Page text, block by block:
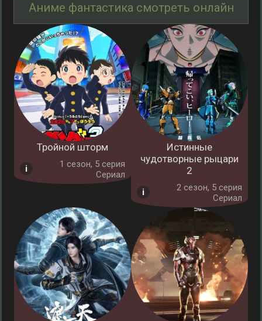
Аниме фантастика смотреть онлайн
Тройной шторм
1 cезон, 5 серия
Сериал
Истинные
чудотворные рыцари
2
2 cезон, 5 серия
Сериал